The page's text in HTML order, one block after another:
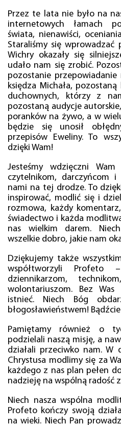
Przez te lata nie było na
internetowych łamach
świata, nienawiści,
Staraliśmy się
Wichry okazały się
udało nam się zrobić.
pozostanie przepowiadanie
księdza Michała,
duchownych, którzy z
pozostaną audycje
poranków na żywo, a w
będzie się unosił
przepisów Eweliny. To
dzięki Wam!
Jesteśmy wdzięczni
czytelnikom, darczyńcom
nami na tej drodze. To
inspirować, modlić się i
rozmowa, każdy
świadectwo i każda
nas wielkim darem.
wszelkie dobro, jakie nam
Dziękujemy także
współtworzyli Profeto
dziennikarzom,
wolontariuszom. Bez
istnieć. Niech Bóg
błogosławieństwem!
Pamiętamy również o
podzielali naszą misję, a
działali przeciwko nam. W
Chrystusa modlimy się za
każdego z nas plan pełen
nadzieję na wspólną radość
Niech nasza wspólna
Profeto kończy swoją
na wieki. Niech Pan